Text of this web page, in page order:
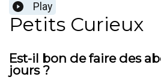
Play
Petits Curieux
Est-il bon de faire des
jours ?